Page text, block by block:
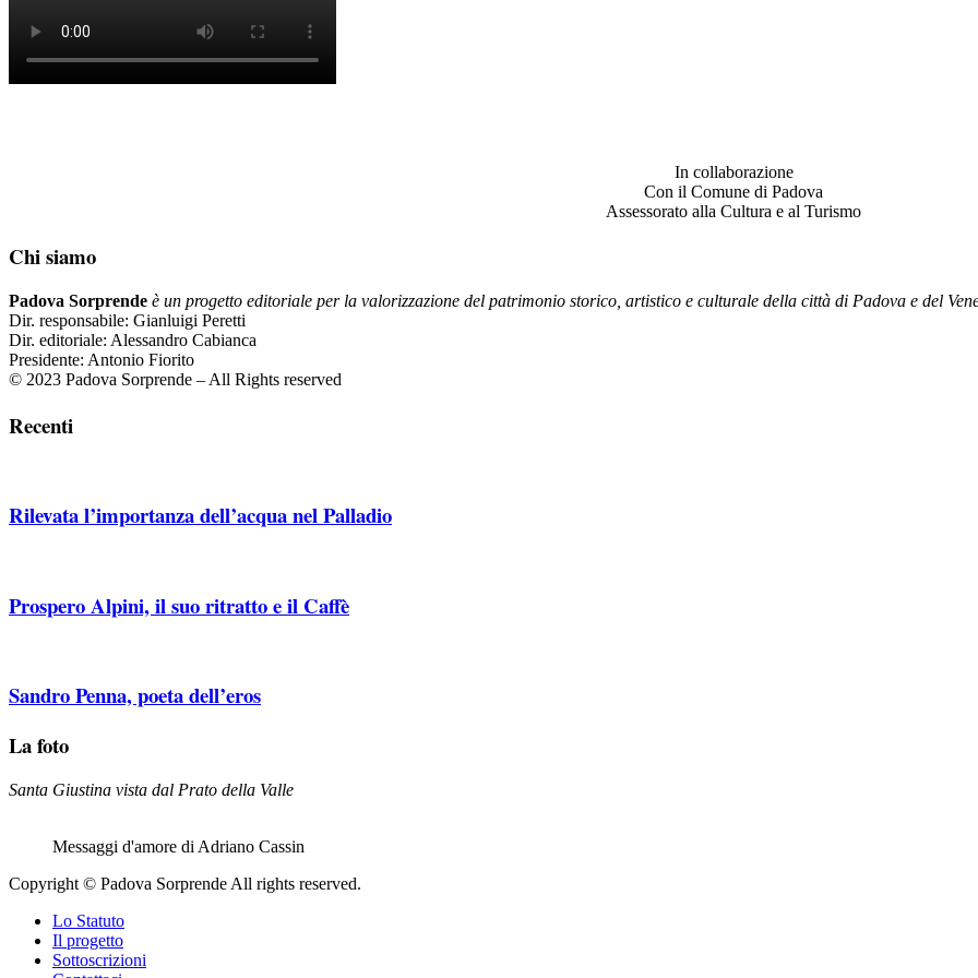
In collaborazione
Con il Comune di Padova
Assessorato alla Cultura e al Turismo
Chi siamo
Padova Sorprende è un progetto editoriale per la valorizzazione del patrimonio storico, artistico e culturale della città di Padova e del
Dir. responsabile: Gianluigi Peretti
Dir. editoriale: Alessandro Cabianca
Presidente: Antonio Fiorito
© 2023 Padova Sorprende – All Rights reserved
Recenti
Rilevata l’importanza dell’acqua nel Palladio
Prospero Alpini, il suo ritratto e il Caffè
Sandro Penna, poeta dell’eros
La foto
Santa Giustina vista dal Prato della Valle
Messaggi d'amore di Adriano Cassin
Copyright © Padova Sorprende All rights reserved.
Lo Statuto
Il progetto
Sottoscrizioni